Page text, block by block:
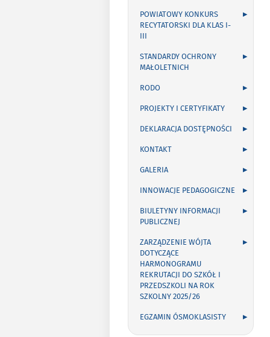
POWIATOWY KONKURS
RECYTATORSKI DLA KLAS I-
III
STANDARDY OCHRONY
MAŁOLETNICH
RODO
PROJEKTY I CERTYFIKATY
DEKLARACJA DOSTĘPNOŚCI
KONTAKT
GALERIA
INNOWACJE PEDAGOGICZNE
BIULETYNY INFORMACJI
PUBLICZNEJ
ZARZĄDZENIE WÓJTA
DOTYCZĄCE
HARMONOGRAMU
REKRUTACJI DO SZKÓŁ I
PRZEDSZKOLI NA ROK
SZKOLNY 2025/26
EGZAMIN ÓSMOKLASISTY